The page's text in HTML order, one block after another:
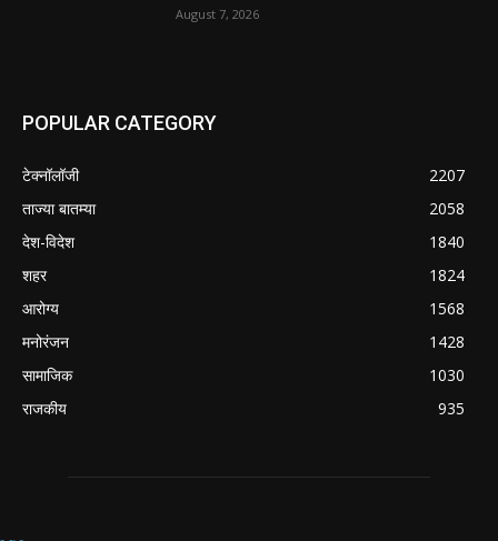
August 7, 2026
POPULAR CATEGORY
टेक्नॉलॉजी
2207
ताज्या बातम्या
2058
देश-विदेश
1840
शहर
1824
आरोग्य
1568
मनोरंजन
1428
सामाजिक
1030
राजकीय
935